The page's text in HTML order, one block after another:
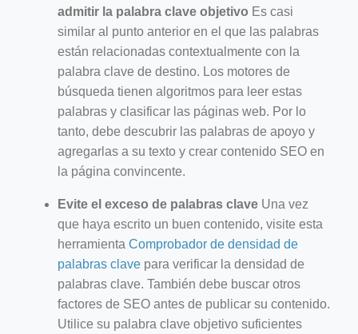
admitir la palabra clave objetivo Es casi
similar al punto anterior en el que las palabras
están relacionadas contextualmente con la
palabra clave de destino. Los motores de
búsqueda tienen algoritmos para leer estas
palabras y clasificar las páginas web. Por lo
tanto, debe descubrir las palabras de apoyo y
agregarlas a su texto y crear contenido SEO en
la página convincente.
Evite el exceso de palabras clave Una vez
que haya escrito un buen contenido, visite esta
herramienta Comprobador de densidad de
palabras clave para verificar la densidad de
palabras clave. También debe buscar otros
factores de SEO antes de publicar su contenido.
Utilice su palabra clave objetivo suficientes